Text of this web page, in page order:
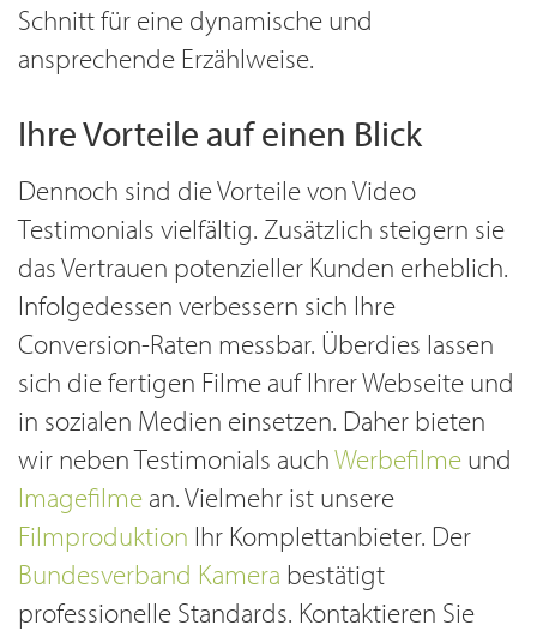
Schnitt für eine dynamische und
ansprechende Erzählweise.
Ihre Vorteile auf einen Blick
Dennoch sind die Vorteile von Video
Testimonials vielfältig. Zusätzlich steigern sie
das Vertrauen potenzieller Kunden erheblich.
Infolgedessen verbessern sich Ihre
Conversion-Raten messbar. Überdies lassen
sich die fertigen Filme auf Ihrer Webseite und
in sozialen Medien einsetzen. Daher bieten
wir neben Testimonials auchWerbefilme und
Imagefilme an. Vielmehr ist unsere
Filmproduktion Ihr Komplettanbieter. Der
Bundesverband Kamera bestätigt
professionelle Standards. Kontaktieren Sie